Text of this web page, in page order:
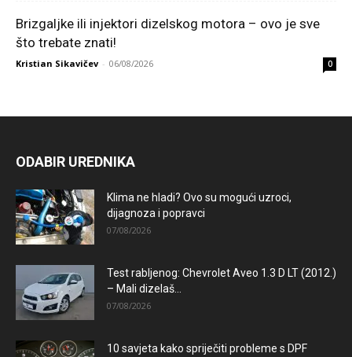
Brizgaljke ili injektori dizelskog motora – ovo je sve
što trebate znati!
Kristian Sikavičev - 06/08/2026 0
ODABIR UREDNIKA
Klima ne hladi? Ovo su mogući uzroci,
dijagnoza i popravci
07/08/2026
Test rabljenog: Chevrolet Aveo 1.3 D LT (2012.)
– Mali dizelaš...
07/08/2026
10 savjeta kako spriječiti probleme s DPF